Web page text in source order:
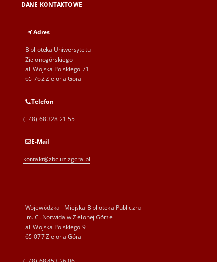
DANE KONTAKTOWE
Adres
Biblioteka Uniwersytetu
Zielonogórskiego
al. Wojska Polskiego 71
65-762 Zielona Góra
Telefon
(+48) 68 328 21 55
E-Mail
kontakt@zbc.uz.zgora.pl
Wojewódzka i Miejska Biblioteka Publiczna
im. C. Norwida w Zielonej Górze
al. Wojska Polskiego 9
65-077 Zielona Góra